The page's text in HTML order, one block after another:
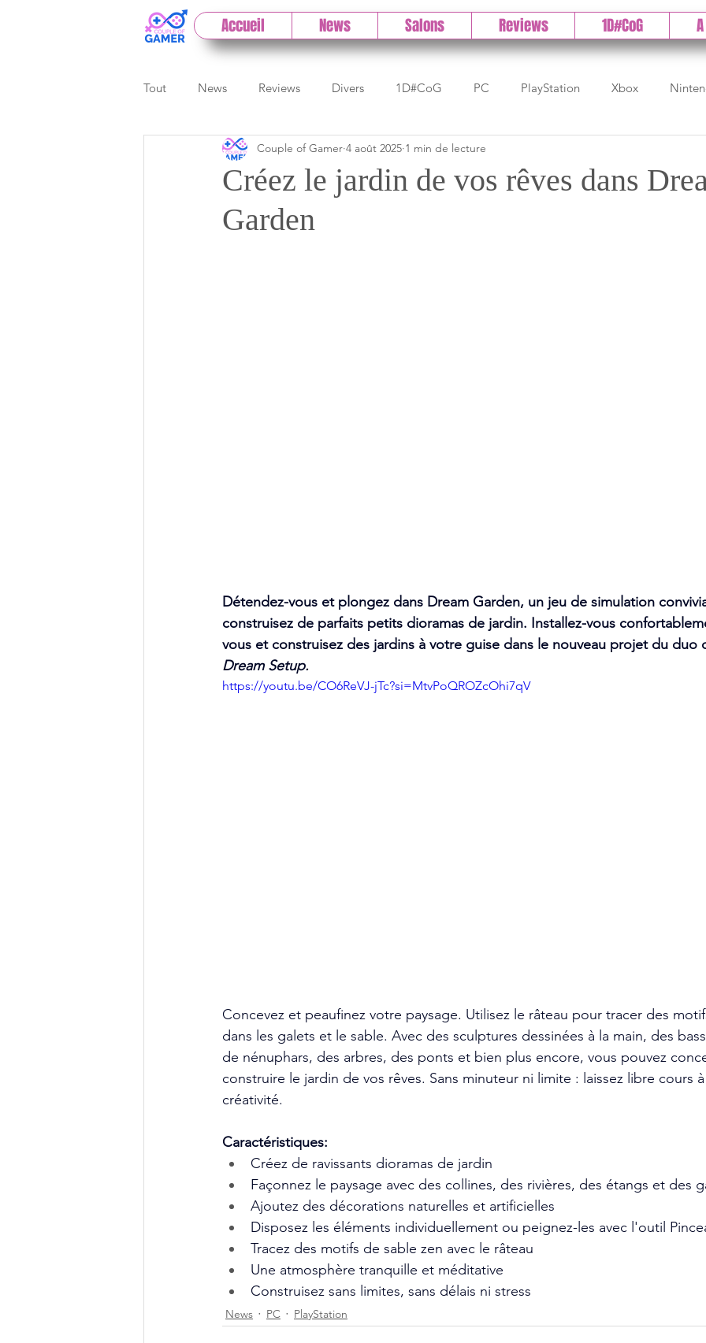
Accueil News Salons Reviews 1D#CoG
Tout News Reviews Divers 1D#CoG PC PlayStation Xbox
Previews Cloud Test indé DLC
Paris Games Week
Créez le jardin de vos rêves dans
Garden
Couple of Gamer 4 août 2025 1 min de lecture
Détendez-vous et plongez dans Dream Garden, un jeu de simulation
construisez de parfaits petits dioramas de jardin. Installez-vous
vous et construisez des jardins à votre guise dans le nouveau projet du duo
Dream Setup.
https://youtu.be/CO6ReVJ-jTc?si=MtvPoQROZcOhi7qV
Concevez et peaufinez votre paysage. Utilisez le râteau pour tracer des
dans les galets et le sable. Avec des sculptures dessinées à la main, des
de nénuphars, des arbres, des ponts et bien plus encore, vous pouvez
construire le jardin de vos rêves. Sans minuteur ni limite : laissez libre cours
créativité.
Caractéristiques:
Créez de ravissants dioramas de jardin
Façonnez le paysage avec des collines, des rivières, des étangs et des
Ajoutez des décorations naturelles et artificielles
Disposez les éléments individuellement ou peignez-les avec l'outil
Tracez des motifs de sable zen avec le râteau
Une atmosphère tranquille et méditative
Construisez sans limites, sans délais ni stress
News PC PlayStation